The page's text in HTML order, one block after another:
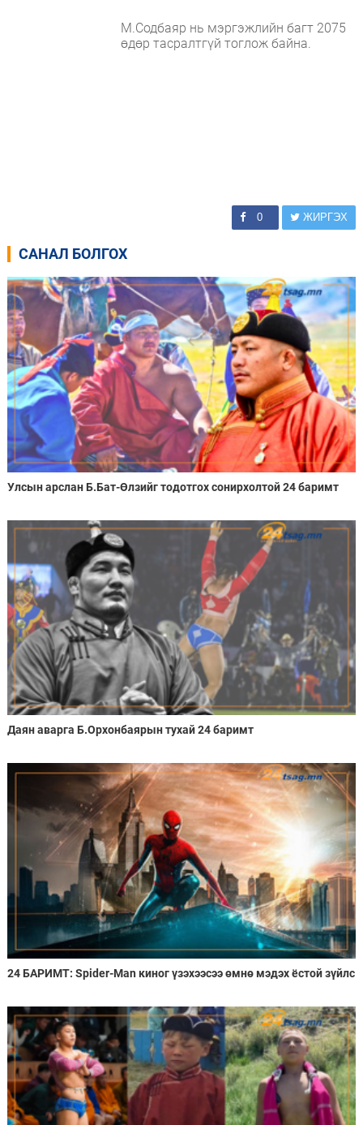
М.Содбаяр нь мэргэжлийн багт 2075
өдөр тасралтгүй тоглож байна.
0 ЖИРГЭХ
САНАЛ БОЛГОХ
Улсын арслан Б.Бат-Өлзийг тодотгох сонирхолтой 24 баримт
Даян аварга Б.Орхонбаярын тухай 24 баримт
24 БАРИМТ: Spider-Man киног үзэхээсээ өмнө мэдэх ёстой зүйлс